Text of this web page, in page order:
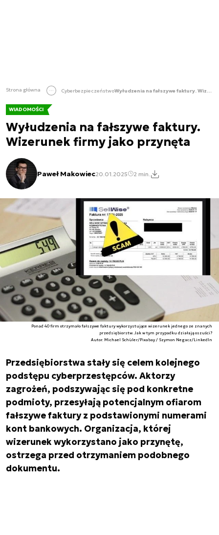
Strona główna Cyberbezpieczeństwo Wyłudzenia na fałszywe faktury. Wizerunek firmy jako przynęta
WIADOMOŚCI
Wyłudzenia na fałszywe faktury.
Wizerunek firmy jako przynęta
Paweł Makowiec20.01.2025 2 min.
Ponad 40 firm otrzymało fałszywe faktury wykorzystujące wizerunek jednego ze znanych
przedsiębiorstw. Jak w tym przypadku działają oszuści?
Autor. Michael Schüler/Pixabay / Szymon Negacz/LinkedIn
Przedsiębiorstwa stały się celem kolejnego
podstępu cyberprzestępców. Aktorzy
zagrożeń, podszywając się pod konkretne
podmioty, przesyłają potencjalnym ofiarom
fałszywe faktury z podstawionymi numerami
kont bankowych. Organizacja, której
wizerunek wykorzystano jako przynętę,
ostrzega przed otrzymaniem podobnego
dokumentu.